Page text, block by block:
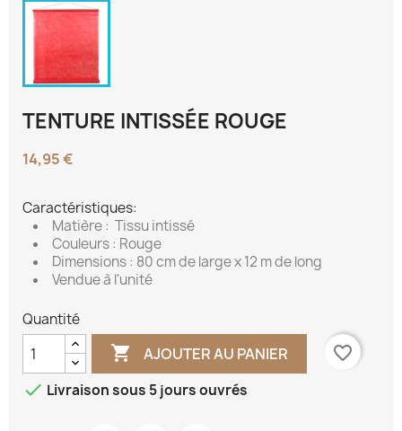
TENTURE INTISSÉE ROUGE
14,95 €
Caractéristiques:
Matière : Tissu intissé
Couleurs : Rouge
Dimensions : 80 cm de large x 12 m de long
Vendue à l'unité
Quantité
 AJOUTER AU PANIER
favorite_border
 Livraison sous 5 jours ouvrés